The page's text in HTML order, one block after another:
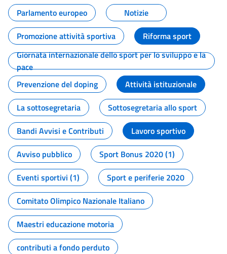
Parlamento europeo
Notizie
Promozione attività sportiva
Riforma sport
Giornata internazionale dello sport per lo sviluppo e la
pace
Prevenzione del doping
Attività istituzionale
La sottosegretaria
Sottosegretaria allo sport
Bandi Avvisi e Contributi
Lavoro sportivo
Avviso pubblico
Sport Bonus 2020 (1)
Eventi sportivi (1)
Sport e periferie 2020
Comitato Olimpico Nazionale Italiano
Maestri educazione motoria
contributi a fondo perduto